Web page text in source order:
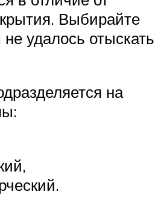
Выбирайте
удалось отыскать
на